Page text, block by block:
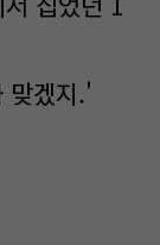
맞겠지.'